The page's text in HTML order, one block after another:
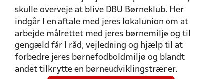
skulle overveje at blive DBU Børneklub. Her
indgår I en aftale med jeres lokalunion om at
arbejde målrettet med jeres børnemiljø og til
gengæld får I råd, vejledning og hjælp til at
forbedre jeres børnefodboldmiljø og blandt
andet tilknytte en børneudviklingstræner.